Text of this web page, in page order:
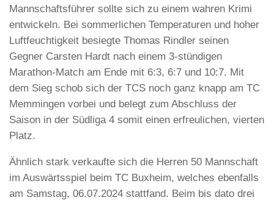
Mannschaftsführer sollte sich zu einem wahren Krimi
entwickeln. Bei sommerlichen Temperaturen und hoher
Luftfeuchtigkeit besiegte Thomas Rindler seinen
Gegner Carsten Hardt nach einem 3-stündigen
Marathon-Match am Ende mit 6:3, 6:7 und 10:7. Mit
dem Sieg schob sich der TCS noch ganz knapp am TC
Memmingen vorbei und belegt zum Abschluss der
Saison in der Südliga 4 somit einen erfreulichen, vierten
Platz.
Ähnlich stark verkaufte sich die Herren 50 Mannschaft
im Auswärtsspiel beim TC Buxheim, welches ebenfalls
am Samstag, 06.07.2024 stattfand. Beim bis dato drei